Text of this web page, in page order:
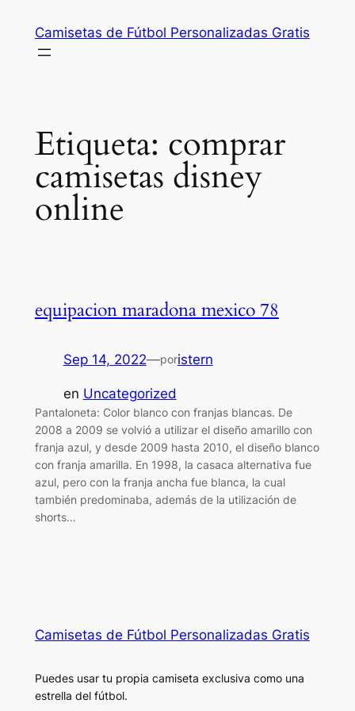
contenido
Camisetas de Fútbol Personalizadas Gratis
Etiqueta: comprar
camisetas disney
online
equipacion maradona mexico 78
Sep 14, 2022—poristern
en Uncategorized
Pantaloneta: Color blanco con franjas blancas. De
2008 a 2009 se volvió a utilizar el diseño amarillo con
franja azul, y desde 2009 hasta 2010, el diseño blanco
con franja amarilla. En 1998, la casaca alternativa fue
azul, pero con la franja ancha fue blanca, la cual
también predominaba, además de la utilización de
shorts…
Camisetas de Fútbol Personalizadas Gratis
Puedes usar tu propia camiseta exclusiva como una
estrella del fútbol.